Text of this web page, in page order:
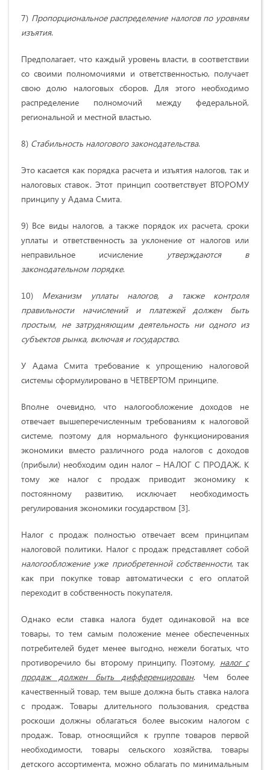
7) Пропорциональное распределение налогов по уровням
изъятия.
Предполагает, что каждый уровень власти, в соответствии
со своими полномочиями и ответственностью, получает
свою долю налоговых сборов. Для этого необходимо
распределение полномочий между федеральной,
региональной и местной властью.
8) Стабильность налогового законодательства.
Это касается как порядка расчета и изъятия налогов, так и
налоговых ставок. Этот принцип соответствует ВТОРОМУ
принципу у Адама Смита.
9) Все виды налогов, а также порядок их расчета, сроки
уплаты и ответственность за уклонение от налогов или
неправильное исчисление
утверждаются в
законодательном порядке.
10) Механизм уплаты налогов, а также контроля
правильности начислений и платежей должен быть
простым, не затрудняющим деятельность ни одного из
субъектов рынка, включая и государство.
У Адама Смита требование к упрощению налоговой
системы сформулировано в ЧЕТВЕРТОМ принципе.
Вполне очевидно, что налогообложение доходов не
отвечает вышеперечисленным требованиям к налоговой
системе, поэтому для нормального функционирования
экономики вместо различного рода налогов с доходов
(прибыли) необходим один налог – НАЛОГ С ПРОДАЖ. К
тому же налог с продаж приводит экономику к
постоянному развитию, исключает необходимость
регулирования экономики государством [3].
Налог с продаж полностью отвечает всем принципам
налоговой политики. Налог с продаж представляет собой
налогообложение уже приобретенной собственности, так
как при покупке товар автоматически с его оплатой
переходит в собственность покупателя.
Однако если ставка налога будет одинаковой на все
товары, то тем самым положение менее обеспеченных
потребителей будет менее выгодно, нежели богатых, что
противоречило бы второму принципу. Поэтому, налог с
продаж должен быть дифференцирован. Чем более
качественный товар, тем выше должна быть ставка налога
с продаж. Товары длительного пользования, средства
роскоши должны облагаться более высоким налогом с
продаж. Товар, относящийся к группе товаров первой
необходимости, товары сельского хозяйства, товары
детского ассортимента, можно облагать по минимальным